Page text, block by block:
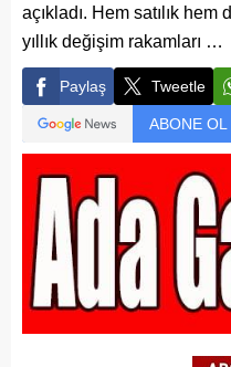
açıkladı. Hem satılık
yıllık değişim rakamları …
Paylaş Tweetle
ABONE OL